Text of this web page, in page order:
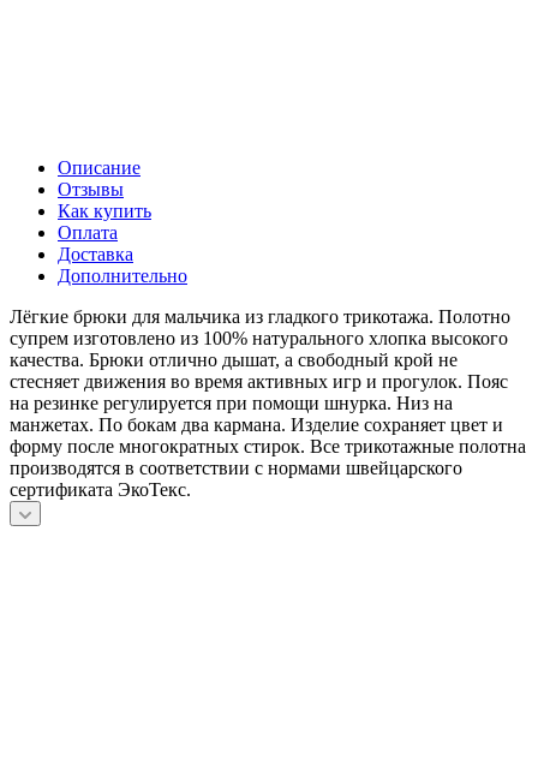
Описание
Отзывы
Как купить
Оплата
Доставка
Дополнительно
Лёгкие брюки для мальчика из гладкого трикотажа. Полотно
супрем изготовлено из 100% натурального хлопка высокого
качества. Брюки отлично дышат, а свободный крой не
стесняет движения во время активных игр и прогулок. Пояс
на резинке регулируется при помощи шнурка. Низ на
манжетах. По бокам два кармана. Изделие сохраняет цвет и
форму после многократных стирок. Все трикотажные полотна
производятся в соответствии с нормами швейцарского
сертификата ЭкоТекс.